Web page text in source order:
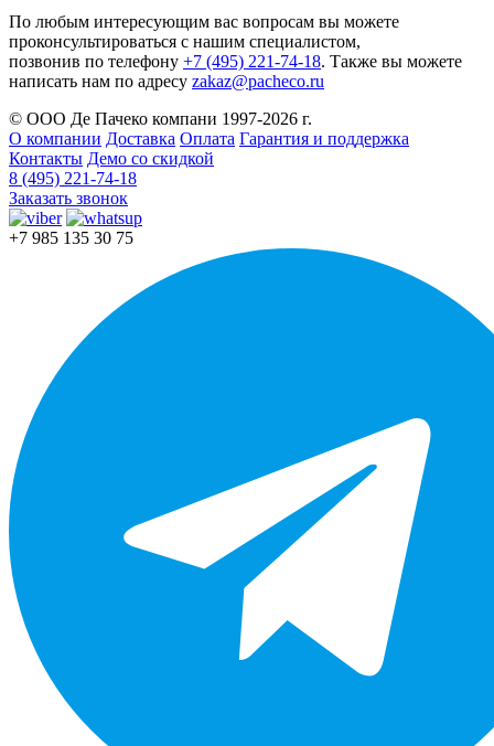
По любым интересующим вас вопросам вы можете
проконсультироваться с нашим специалистом,
позвонив по телефону +7 (495) 221-74-18. Также вы можете
написать нам по адресу zakaz@pacheco.ru
© ООО Де Пачеко компани 1997-2026 г.
О компании Доставка Оплата Гарантия и поддержка
Контакты Демо со скидкой
8 (495) 221-74-18
Заказать звонок
+7 985 135 30 75